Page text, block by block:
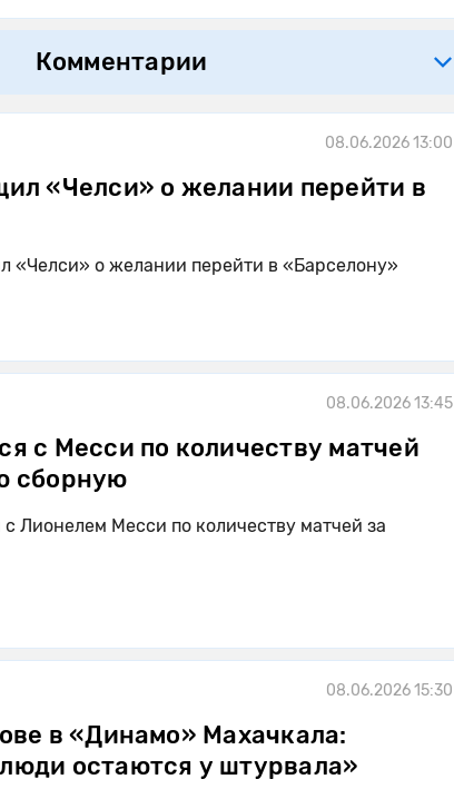
Комментарии
08.06.2026 13:00
«Челси» о желании перейти в
«Челси» о желании перейти в «Барселону»
08.06.2026 13:45
с Месси по количеству матчей
сборную
Лионелем Месси по количеству матчей за
08.06.2026 15:30
в «Динамо» Махачкала:
остаются у штурвала»